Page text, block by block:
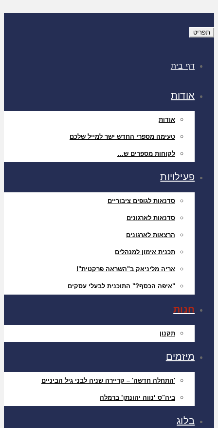
תפריט
דף בית
אודות
אודות
טעימה מספרי החדש ישר למייל שלכם
לקוחות מספרים ש…
פעילויות
סדנאות לגופים ציבוריים
סדנאות לארגונים
הרצאות לארגונים
תכנית אימון למנהלים
אריה מליניאק ב"השראה פרקטית"!
"איפה הכסף?" התוכנית לבעלי עסקים
חנות
תקנון
מיזמים
'התחלה חדשה' – קריירה שניה לבני גיל הביניים
ביה"ס ‘נווה יהונתן’ ברמלה
בלוג